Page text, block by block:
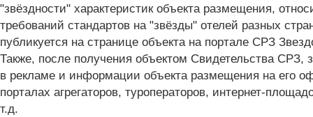
"звёздности" характеристик объекта размещения,
требований стандартов на "звёзды" отелей разных
публикуется на странице объекта на портале СРЗ
Также, после получения объектом Свидетельства СРЗ,
в рекламе и информации объекта размещения на его
порталах агрегаторов, туроператоров, интернет-
т.д.